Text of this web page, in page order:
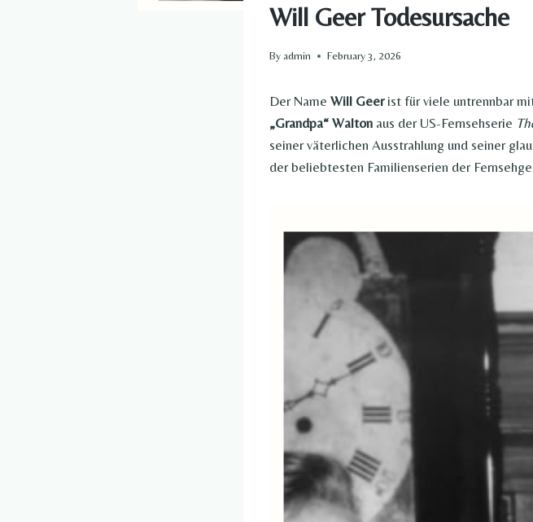
Will Geer Todesursache​
By admin February 3, 2026
Der Name Will Geerist für viele untrennbar
„Grandpa“ Walton aus der US-Fernsehserie
seiner väterlichen Ausstrahlung und seiner
der beliebtesten Familienserien der